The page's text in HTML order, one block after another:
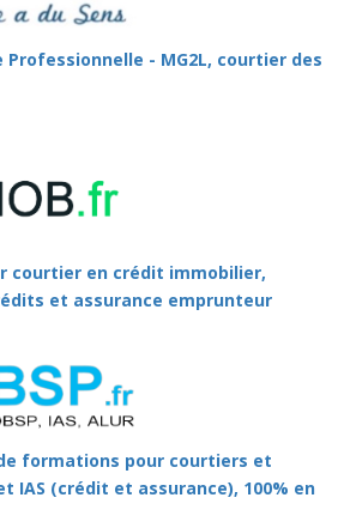
Professionnelle - MG2L, courtier des
courtier en crédit immobilier,
et assurance emprunteur
formations pour courtiers et
IAS (crédit et assurance), 100% en